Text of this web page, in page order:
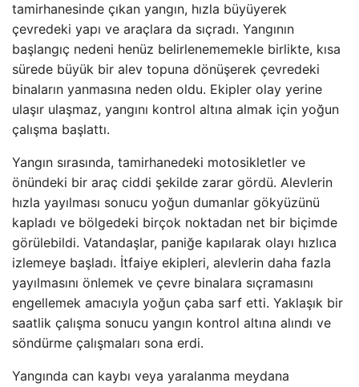
tamirhanesinde çıkan yangın, hızla büyüyerek
çevredeki yapı ve araçlara da sıçradı. Yangının
başlangıç nedeni henüz belirlenememekle birlikte, kısa
sürede büyük bir alev topuna dönüşerek çevredeki
binaların yanmasına neden oldu. Ekipler olay yerine
ulaşır ulaşmaz, yangını kontrol altına almak için yoğun
çalışma başlattı.
Yangın sırasında, tamirhanedeki motosikletler ve
önündeki bir araç ciddi şekilde zarar gördü. Alevlerin
hızla yayılması sonucu yoğun dumanlar gökyüzünü
kapladı ve bölgedeki birçok noktadan net bir biçimde
görülebildi. Vatandaşlar, paniğe kapılarak olayı hızlıca
izlemeye başladı. İtfaiye ekipleri, alevlerin daha fazla
yayılmasını önlemek ve çevre binalara sıçramasını
engellemek amacıyla yoğun çaba sarf etti. Yaklaşık bir
saatlik çalışma sonucu yangın kontrol altına alındı ve
söndürme çalışmaları sona erdi.
Yangında can kaybı veya yaralanma meydana